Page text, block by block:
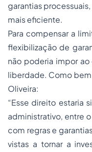
garantias
mais eficiente.
Para compensar a
flexibilização de
não poderia impor
liberdade. Como bem
Oliveira:
“Esse direito estaria
administrativo, entre
com regras e
vistas a tornar a